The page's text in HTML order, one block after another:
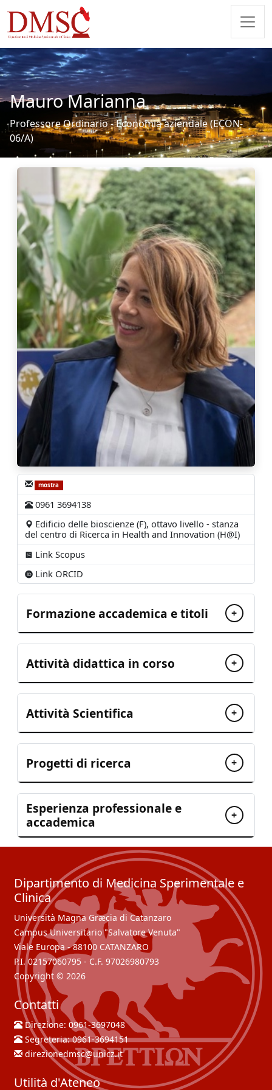
Mauro Marianna
Professore Ordinario - Economia aziendale (ECON-
06/A)
mostra
0961 3694138
Edificio delle bioscienze (F), ottavo livello - stanza
del centro di Ricerca in Health and Innovation (H@I)
Link Scopus
Link ORCID
Formazione accademica e titoli +
Attività didattica in corso +
Attività Scientifica +
Progetti di ricerca +
Esperienza professionale e
accademica
+
Dipartimento di Medicina Sperimentale e
Clinica
Università Magna Græcia di Catanzaro
Campus Universitario "Salvatore Venuta"
Viale Europa - 88100 CATANZARO
P.I. 02157060795 - C.F. 97026980793
Copyright © 2026
Contatti
Direzione:0961-3697048
Segreteria:0961-3694151
direzionedmsc@unicz.it
Utilità d'Ateneo